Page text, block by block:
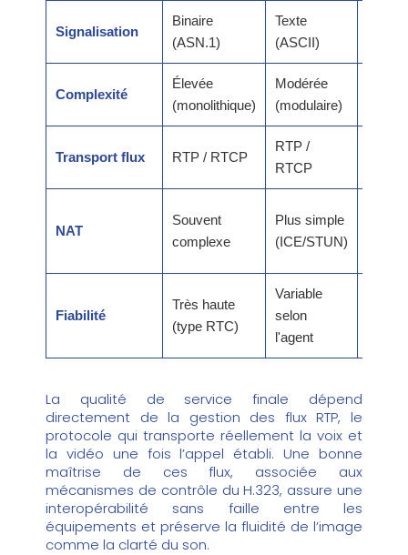
Signalisation
Binaire
(ASN.1)
Texte
(ASCII)
Complexité
Élevée
(monolithique)
Modérée
(modulaire)
Transport flux RTP / RTCP
RTP /
RTCP
NAT
Souvent
complexe
Plus simple
(ICE/STUN)
Fiabilité
Très haute
(type RTC)
Variable
selon
l'agent
La qualité de service finale dépend
directement de la gestion des flux RTP, le
protocole qui transporte réellement la voix et
la vidéo une fois l’appel établi. Une bonne
maîtrise de ces flux, associée aux
mécanismes de contrôle du H.323, assure une
interopérabilité sans faille entre les
équipements et préserve la fluidité de l’image
comme la clarté du son.